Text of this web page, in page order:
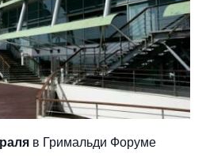
в Гримальди Форуме